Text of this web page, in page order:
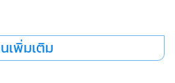
วามล่าช้าของรัฐบาล ซึ่งในที่
เพิ่มเติม